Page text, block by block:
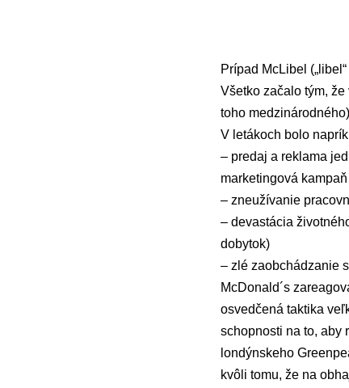
Prípad McLibel
Všetko začalo tým,
toho
V letákoch bolo
– predaj a reklama
marketingová
– zneužívanie
– devastácia
dobytok)
– zlé zaobchádzanie
McDonald´s
osvedčená taktika
schopnosti na to, aby
londýnskeho
kvôli tomu, že na